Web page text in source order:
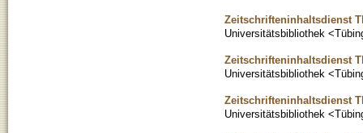
Zeitschrifteninhaltsdienst
Universitätsbibliothek
Zeitschrifteninhaltsdienst
Universitätsbibliothek
Zeitschrifteninhaltsdienst
Universitätsbibliothek